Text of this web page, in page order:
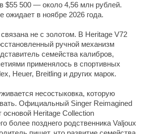
$55 500 — около 4,56 млн рублей.
ожидает в ноябре 2026 года.
связана не с золотом. В Heritage V72
ручной механизм
семейства калибров,
применялось в спортивных
Heuer, Breitling и других марок.
несостыковка, которую
Официальный Singer Reimagined
основой Heritage Collection
более позднего родственника Valjoux